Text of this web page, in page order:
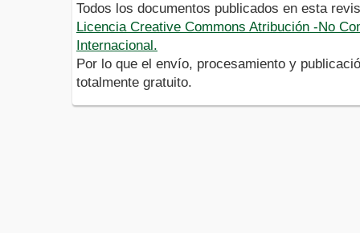
Todos los documentos publicados en esta
Licencia Creative Commons Atribución -No
Internacional.
Por lo que el envío, procesamiento y
totalmente gratuito.